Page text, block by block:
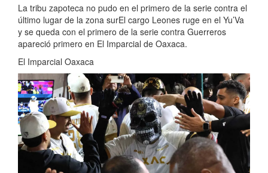
La tribu zapoteca no pudo en el primero de la serie contra el
último lugar de la zona surEl cargo Leones ruge en el Yu’Va
y se queda con el primero de la serie contra Guerreros
apareció primero en El Imparcial de Oaxaca.
El Imparcial Oaxaca